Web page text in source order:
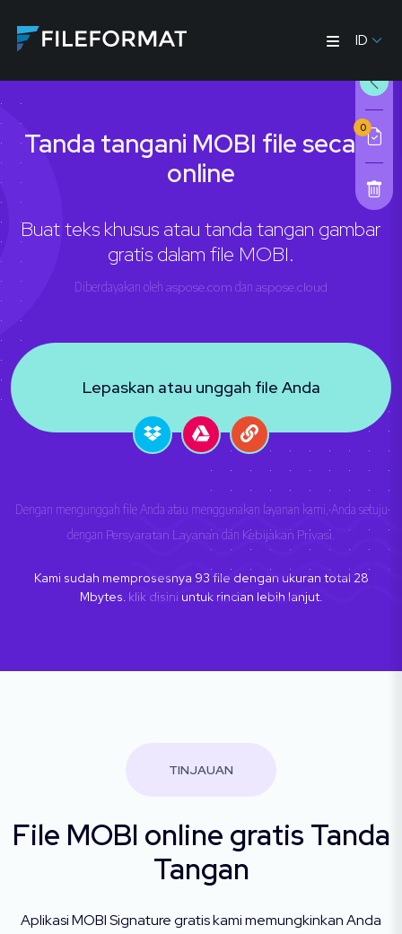
ID
0
Tanda tangani MOBI file secara
online
Buat teks khusus atau tanda tangan gambar
gratis dalam file MOBI.
Diberdayakan oleh aspose.com dan aspose.cloud
Lepaskan atau unggah file Anda
Dengan mengunggah file Anda atau menggunakan layanan kami, Anda setuju
dengan Persyaratan Layanan dan Kebijakan Privasi
Kami sudah memprosesnya 93 file dengan ukuran total 28
Mbytes. klik disini untuk rincian lebih lanjut.
TINJAUAN
File MOBI online gratis Tanda
Tangan
Aplikasi MOBI Signature gratis kami memungkinkan Anda